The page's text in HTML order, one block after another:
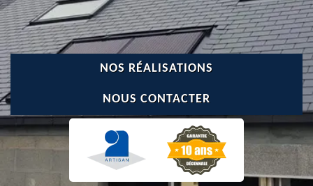
NOS RÉALISATIONS
NOUS CONTACTER